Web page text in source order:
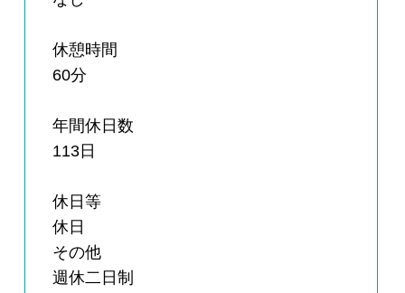
休憩時間
60分
年間休日数
113日
休日等
休日
その他
週休二日制